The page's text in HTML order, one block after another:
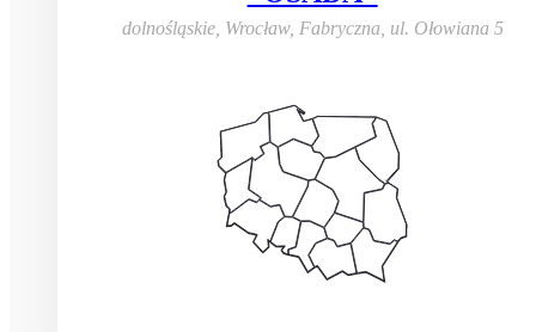
dolnośląskie, Wrocław, Fabryczna, ul. Ołowiana 5